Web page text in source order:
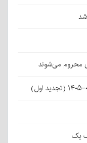
محروم می‌شوند
یک